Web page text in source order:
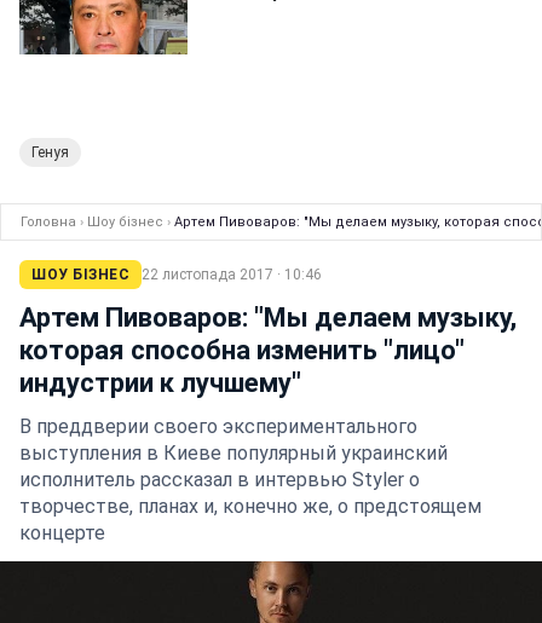
Генуя
Головна › Шоу бізнес › Артем Пивоваров: "Мы делаем музыку, которая
ШОУ БІЗНЕС 22 листопада 2017 · 10:46
Артем Пивоваров: "Мы делаем музыку,
которая способна изменить "лицо"
индустрии к лучшему"
В преддверии своего экспериментального
выступления в Киеве популярный украинский
исполнитель рассказал в интервью Styler о
творчестве, планах и, конечно же, о предстоящем
концерте